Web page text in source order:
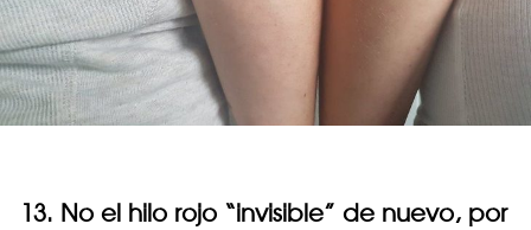
13. No el hilo rojo “invisible” de nuevo, por